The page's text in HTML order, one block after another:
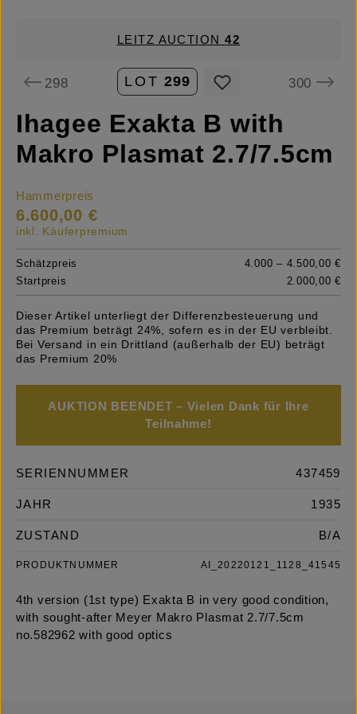
LEITZ AUCTION42
298 LOT 299 300
Ihagee Exakta B with
Makro Plasmat 2.7/7.5cm
Hammerpreis
6.600,00 €
inkl. Käuferpremium
Schätzpreis
4.000 – 4.500,00 €
Startpreis
2.000,00 €
Dieser Artikel unterliegt der Differenzbesteuerung und
das Premium beträgt 24%, sofern es in der EU verbleibt.
Bei Versand in ein Drittland (außerhalb der EU) beträgt
das Premium 20%
AUKTION BEENDET – Vielen Dank für Ihre
Teilnahme!
SERIENNUMMER 437459
JAHR 1935
ZUSTAND B/A
PRODUKTNUMMER AI_20220121_1128_41545
4th version (1st type) Exakta B in very good condition,
with sought-after Meyer Makro Plasmat 2.7/7.5cm
no.582962 with good optics